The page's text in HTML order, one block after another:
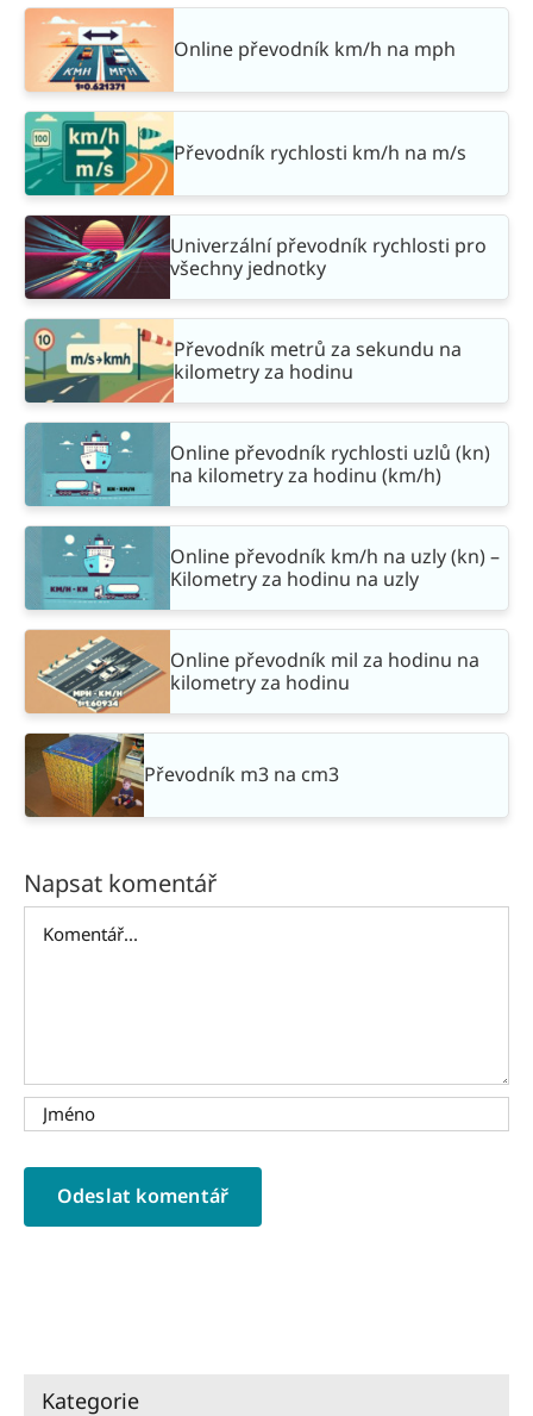
Online převodník km/h na mph
Převodník rychlosti km/h na m/s
Univerzální převodník rychlosti pro
všechny jednotky
Převodník metrů za sekundu na
kilometry za hodinu
Online převodník rychlosti uzlů (kn)
na kilometry za hodinu (km/h)
Online převodník km/h na uzly (kn) –
Kilometry za hodinu na uzly
Online převodník mil za hodinu na
kilometry za hodinu
Převodník m3 na cm3
Napsat komentář
Kategorie